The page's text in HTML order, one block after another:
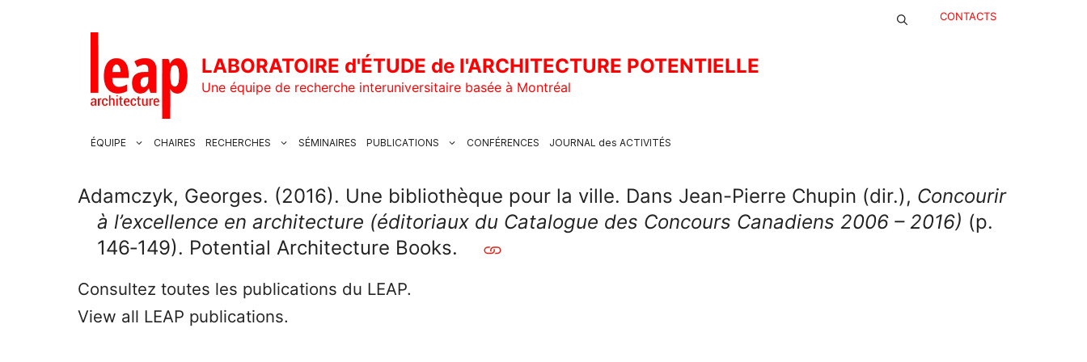
CONTACTS
LABORATOIRE d'ÉTUDE de l'ARCHITECTURE POTENTIELLE
Une équipe de recherche interuniversitaire basée à Montréal
ÉQUIPE CHAIRES RECHERCHES SÉMINAIRES PUBLICATIONS CONFÉRENCES JOURNAL des ACTIVITÉS
Adamczyk, Georges. (2016). Une bibliothèque pour la ville. Dans Jean-Pierre Chupin (dir.), Concourir
à l’excellence en architecture (éditoriaux du Catalogue des Concours Canadiens 2006 – 2016) (p.
146‑149). Potential Architecture Books.
Consultez toutes les publications du LEAP.
View all LEAP publications.